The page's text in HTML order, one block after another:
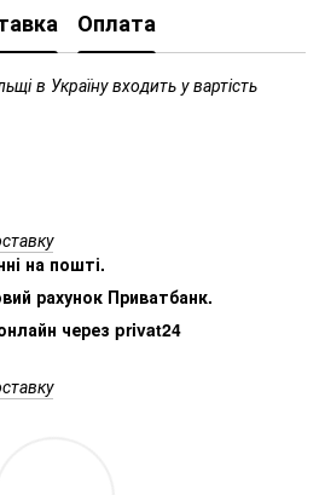
Оплата
в Україну входить у вартість
на пошті.
рахунок Приватбанк.
через privat24